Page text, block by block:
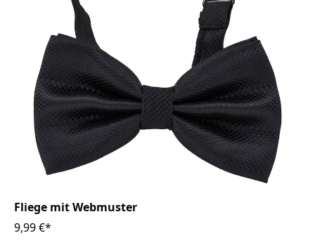
Fliege mit Webmuster
9,99 €*